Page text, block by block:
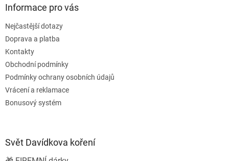
Informace pro vás
Nejčastější dotazy
Doprava a platba
Kontakty
Obchodní podmínky
Podmínky ochrany osobních údajů
Vrácení a reklamace
Bonusový systém
Svět Davídkova koření